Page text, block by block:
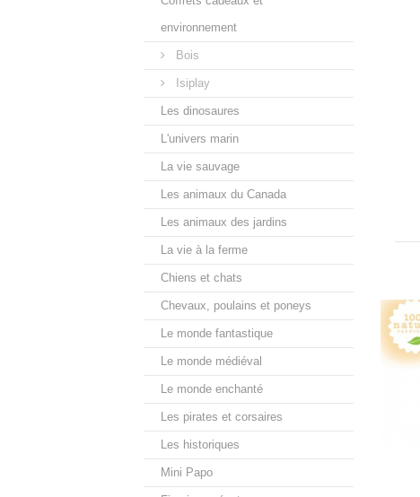
environnement
Bois
Isiplay
Les dinosaures
L'univers marin
La vie sauvage
Les animaux du Canada
Les animaux des jardins
La vie à la ferme
Chiens et chats
Chevaux, poulains et poneys
Le monde fantastique
Le monde médiéval
Le monde enchanté
Les pirates et corsaires
Les historiques
Mini Papo